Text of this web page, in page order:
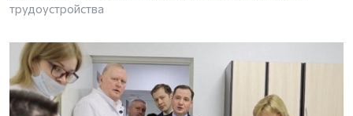
трудоустройства